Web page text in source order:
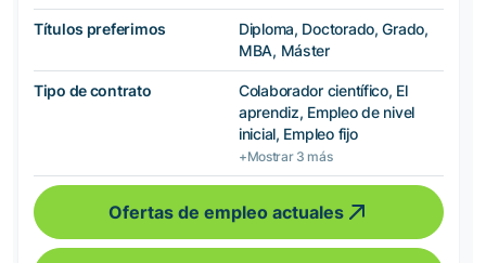
Títulos preferimos
Diploma, Doctorado, Grado,
MBA, Máster
Tipo de contrato
Colaborador científico, El
aprendiz, Empleo de nivel
inicial, Empleo fijo
+Mostrar 3 más
Ofertas de empleo actuales